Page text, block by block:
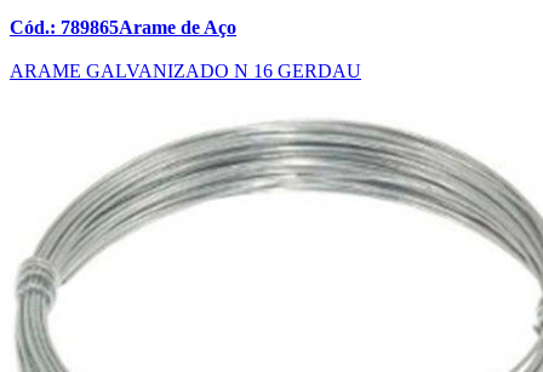
Cód.: 789865Arame de Aço
ARAME GALVANIZADO N 16 GERDAU